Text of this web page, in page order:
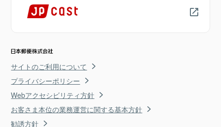
サイトのご利用について
プライバシーポリシー
Webアクセシビリティ方針
お客さま本位の業務運営に関する基本方針
勧誘方針